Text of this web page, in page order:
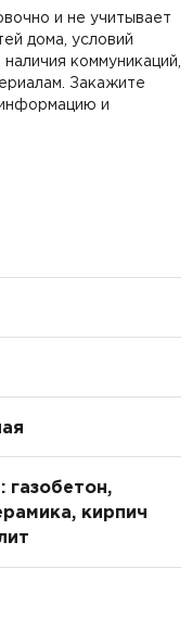
и не учитывает
дома, условий
коммуникаций,
Закажите
и
газобетон,
кирпич